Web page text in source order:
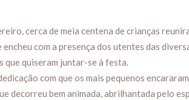
cerca de meia centena de crianças
com a presença dos utentes das
que quiseram juntar-se à festa.
com que os mais pequenos
decorreu bem animada, abrilhantada pelo